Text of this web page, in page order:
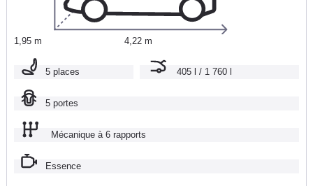
1,95 m 4,22 m
5 places 405 l / 1 760 l
5 portes
Mécanique à 6 rapports
Essence